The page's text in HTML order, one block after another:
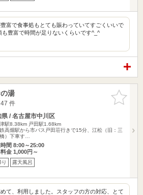
富で食事処もとても賑わっていてすごくいいで
も豊富で時間が足りないくらいです^_^
お気に入
りに追加
湯
件
県 / 名古屋市中川区
津駅8.38km 戸田駅1.68km
高畑駅から市バス戸田荘行きで15分、江松（旧：三
）下車す…
間 8:00～25:00
料金 1,000円～
り 露天風呂
て、利用しました。スタッフの方の対応、とて